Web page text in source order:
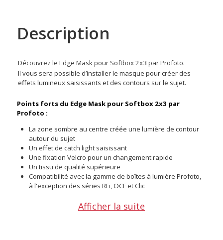
Description
Découvrez le Edge Mask pour Softbox 2x3 par Profoto.
Il vous sera possible d’installer le masque pour créer des
effets lumineux saisissants et des contours sur le sujet.
Points forts du Edge Mask pour Softbox 2x3 par
Profoto :
La zone sombre au centre créée une lumière de contour
autour du sujet
Un effet de catch light saisissant
Une fixation Velcro pour un changement rapide
Un tissu de qualité supérieure
Compatibilité avec la gamme de boîtes à lumière Profoto,
à l'exception des séries RFi, OCF et Clic
Installation du Edge Mask
Afficher la suite